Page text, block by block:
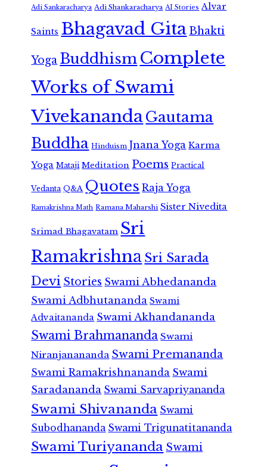
Adi Sankaracharya Adi Shankaracharya AI Stories Alvar
Saints Bhagavad GitaBhakti
Yoga Buddhism Complete
Works of Swami
VivekanandaGautama
Buddha Hinduism Jnana Yoga Karma
Yoga Mataji Meditation Poems Practical
Vedanta Q&A Quotes Raja Yoga
Ramakrishna Math Ramana Maharshi Sister Nivedita
Srimad Bhagavatam Sri
RamakrishnaSri Sarada
Devi Stories Swami Abhedananda
Swami Adbhutananda Swami
Advaitananda Swami Akhandananda
Swami Brahmananda Swami
Niranjanananda Swami Premananda
Swami Ramakrishnananda Swami
Saradananda Swami Sarvapriyananda
Swami Shivananda Swami
Subodhananda Swami Trigunatitananda
Swami Turiyananda Swami